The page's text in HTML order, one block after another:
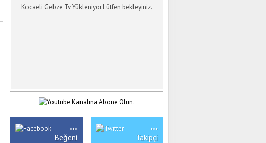
Kocaeli Gebze Tv Yükleniyor.Lütfen bekleyiniz.
...
Beğeni
...
Takipçi